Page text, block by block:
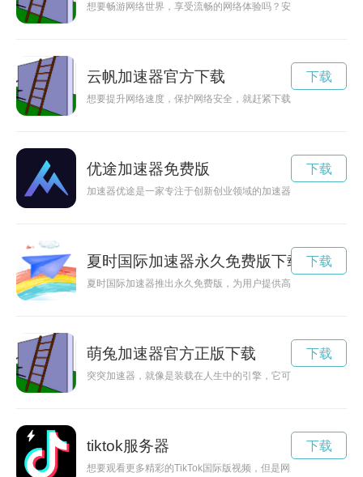
想要畅游网络世界，享受流畅的网络体验吗？安易加速器免费
云帆加速器官方下载
想要提升网络速度，保护网络安全，就赶紧下载云帆加速器app
下载
优途加速器免费版
加速器优途是一家专注于创新创业领域的加速器，为创业者提
下载
夏时国际加速器永久免费版下载
夏时国际加速器推出永久免费版，为用户提供高速网络加速和
下载
萌兔加速器官方正版下载
突突加速器，就像是装载在人生中的引擎，它可以让我们在追
下载
tiktok服务器
想要观看更多精彩的TikTok国际版视频，但是网速卡顿影响体
下载